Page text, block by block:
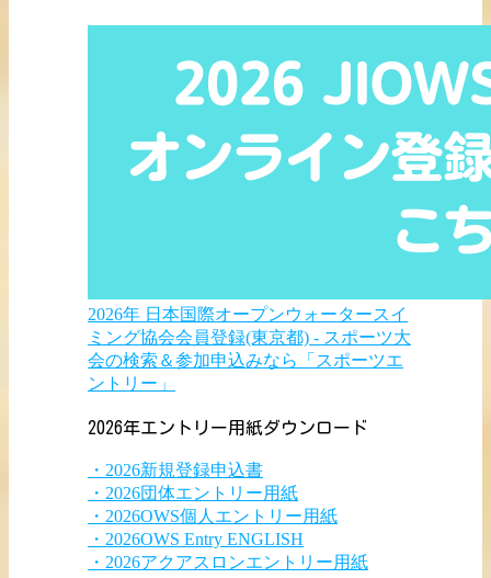
2026年 日本国際オープンウォータースイ
ミング協会会員登録(東京都) - スポーツ大
会の検索＆参加申込みなら「スポーツエ
ントリー」
2026年エントリー用紙ダウンロード
・2026新規登録申込書
・2026団体エントリー用紙
・2026OWS個人エントリー用紙
・2026OWS Entry ENGLISH
・2026アクアスロンエントリー用紙